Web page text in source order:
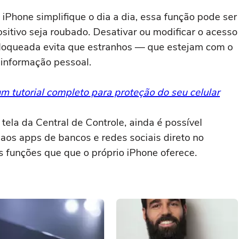
iPhone simplifique o dia a dia, essa função pode ser
seja roubado. Desativar ou modificar o acesso
evita que estranhos — que estejam com o
pessoal.
tutorial completo para proteção do seu celular
da Central de Controle, ainda é possível
apps de bancos e redes sociais direto no
que que o próprio iPhone oferece.